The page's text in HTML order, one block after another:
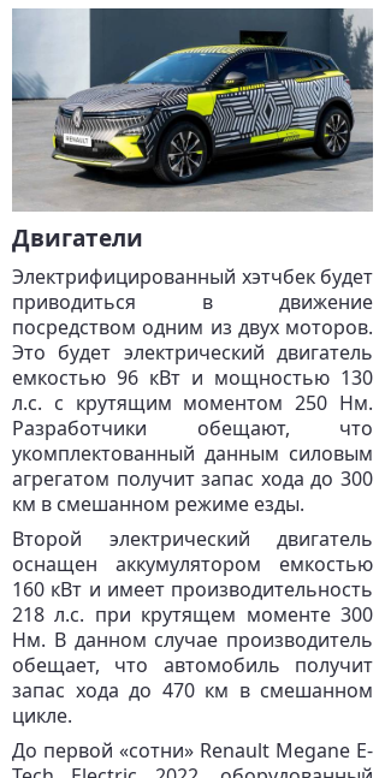
Двигатели
Электрифицированный хэтчбек будет
приводиться в движение
посредством одним из двух моторов.
Это будет электрический двигатель
емкостью 96 кВт и мощностью 130
л.с. с крутящим моментом 250 Нм.
Разработчики обещают, что
укомплектованный данным силовым
агрегатом получит запас хода до 300
км в смешанном режиме езды.
Второй электрический двигатель
оснащен аккумулятором емкостью
160 кВт и имеет производительность
218 л.с. при крутящем моменте 300
Нм. В данном случае производитель
обещает, что автомобиль получит
запас хода до 470 км в смешанном
цикле.
До первой «сотни» Renault Megane E-